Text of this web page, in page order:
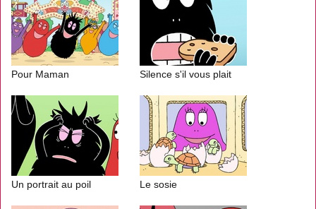
Pour Maman Silence s'il vous plait
Un portrait au poil Le sosie